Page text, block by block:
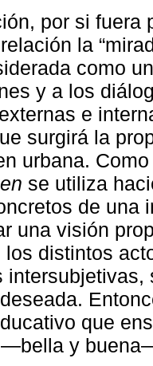
por si fuera
la
como
y a los
e
surgirá la
urbana.
se utiliza
de una
una visión
los distintos
que
y